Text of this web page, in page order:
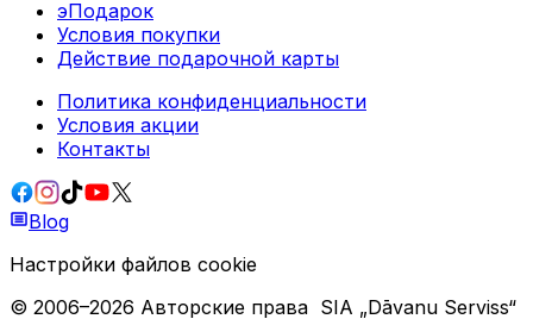
эПодарок
Условия покупки
Действие подарочной карты
Политика конфиденциальности
Условия акции
Контакты
Blog
Настройки файлов cookie
© 2006–2026 Авторские права SIA „Dāvanu Serviss“